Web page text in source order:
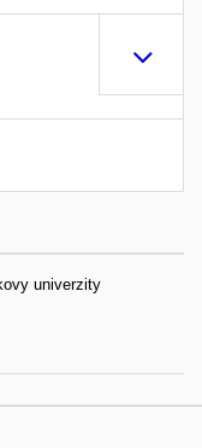
univerzity